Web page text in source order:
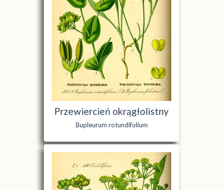
Przewiercień okrągłolistny
Bupleurum rotundifolium